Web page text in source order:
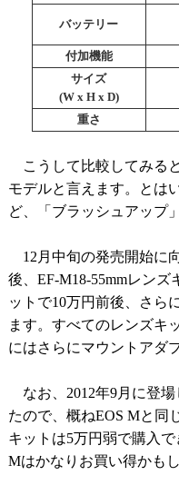
バッテリー
付加機能
サイズ
(W x H x D)
重さ
こうして比較してみる
モデルと言えます。とは
ど、「ブラッシュアップ
12月中旬の発売開始に
後、EF-M18-55mmレン
ットで10万円前後、さら
ます。すべてのレンズキ
にはさらにマウントアダ
なお、2012年9月に登場
たので、概ねEOS Mと同
キットは5万円弱で購入
Mはかなりお買い得かも